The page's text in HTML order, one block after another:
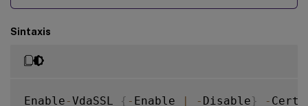
Sintaxis
Enable -VdaSSL { - Enable | - Disable} -